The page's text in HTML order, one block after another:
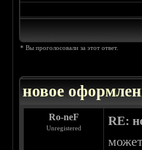
* Вы проголосовали за этот ответ.
новое
Ro-neF
Unregistered
RE: